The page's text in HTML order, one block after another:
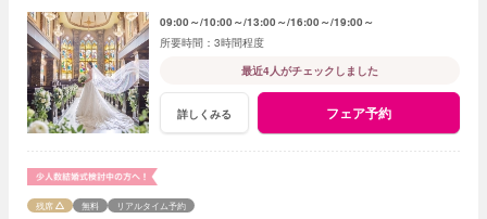
09:00～ 10:00～ 13:00～ 16:00～ 19:00～
3時間程度
最近4人がチェックしました
詳しくみる フェア予約
残席 無料 リアルタイム予約